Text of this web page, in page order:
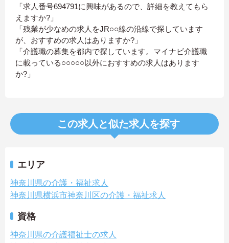
「求人番号694791に興味があるので、詳細を教えてもら
えますか?」
「残業が少なめの求人をJR○○線の沿線で探しています
が、おすすめの求人はありますか?」
「介護職の募集を都内で探しています。マイナビ介護職
に載っている○○○○○以外におすすめの求人はあります
か?」
この求人と似た求人を探す
エリア
神奈川県の介護・福祉求人
神奈川県横浜市神奈川区の介護・福祉求人
資格
神奈川県の介護福祉士の求人